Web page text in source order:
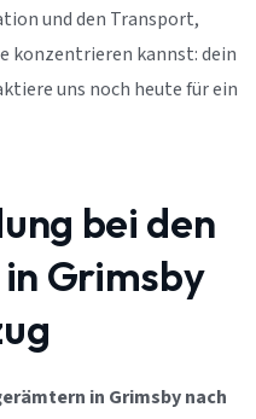
und den Transport,
konzentrieren kannst: dein
uns noch heute für ein
bei den
Grimsby
in Grimsby nach